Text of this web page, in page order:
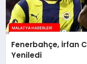
Fenerbahçe, İrfan
Yeniledi